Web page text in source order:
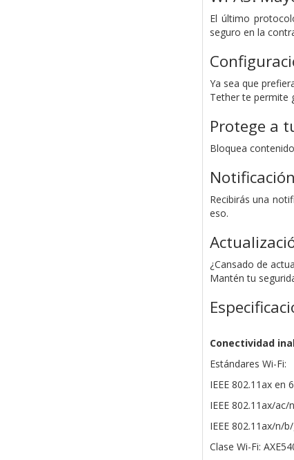
El último
seguro en la
Ya sea que
Tether te permite
Protege a
Bloquea
Recibirás una
eso.
¿Cansado de
Mantén tu
Conectividad
Estándares Wi-Fi:
IEEE 802.11ax en
IEEE 802.11ax/ac/
IEEE 802.11ax/n/
Clase Wi-Fi: